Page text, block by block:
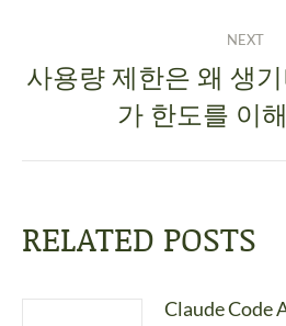
NEXT
사용량 제한은 왜 생
가 한도를 이
RELATED POSTS
Claude Code